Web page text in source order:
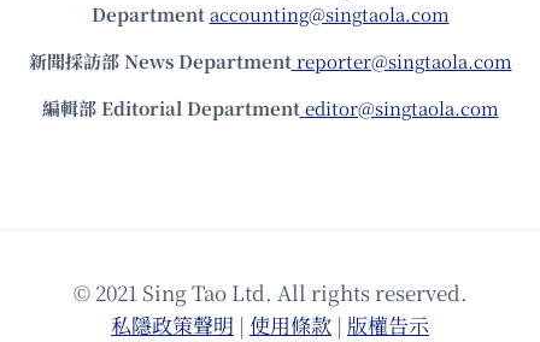
Department accounting@singtaola.com
新聞採訪部 News Department reporter@singtaola.com
編輯部 Editorial Department editor@singtaola.com
© 2021 Sing Tao Ltd. All rights reserved.
私隱政策聲明 | 使⽤條款 | 版權告⽰